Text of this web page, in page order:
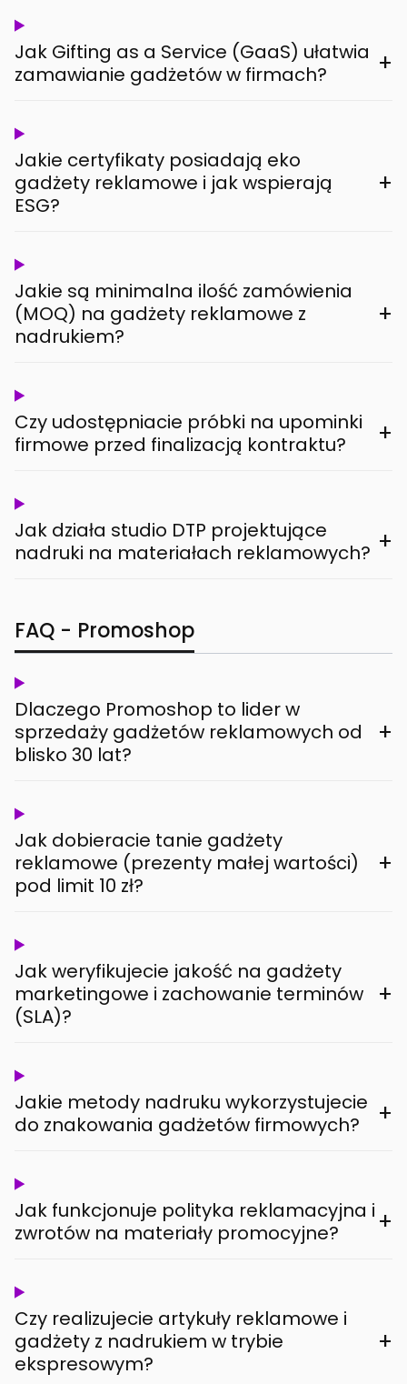
Jak Gifting as a Service (GaaS) ułatwia
zamawianie gadżetów w firmach?
+
Jakie certyfikaty posiadają eko
gadżety reklamowe i jak wspierają
ESG?
+
Jakie są minimalna ilość zamówienia
(MOQ) na gadżety reklamowe z
nadrukiem?
+
Czy udostępniacie próbki na upominki
firmowe przed finalizacją kontraktu?
+
Jak działa studio DTP projektujące
nadruki na materiałach reklamowych? +
FAQ - Promoshop
Dlaczego Promoshop to lider w
sprzedaży gadżetów reklamowych od
blisko 30 lat?
+
Jak dobieracie tanie gadżety
reklamowe (prezenty małej wartości)
pod limit 10 zł?
+
Jak weryfikujecie jakość na gadżety
marketingowe i zachowanie terminów
(SLA)?
+
Jakie metody nadruku wykorzystujecie
do znakowania gadżetów firmowych?
+
Jak funkcjonuje polityka reklamacyjna i
zwrotów na materiały promocyjne?
+
Czy realizujecie artykuły reklamowe i
gadżety z nadrukiem w trybie
ekspresowym?
+